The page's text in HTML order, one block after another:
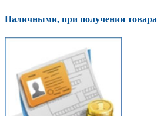
Наличными, при получении товара